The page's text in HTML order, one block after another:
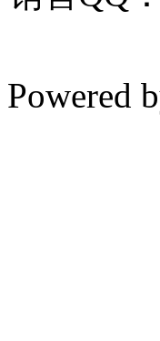
Powered